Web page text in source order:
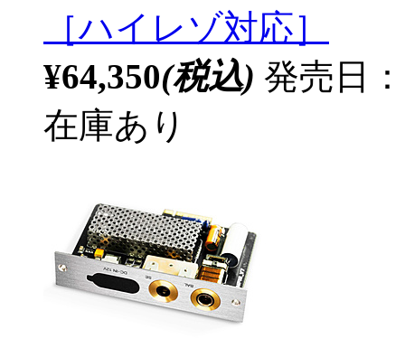
［ハイレゾ対応］
¥64,350(税込) 発売日
在庫あり